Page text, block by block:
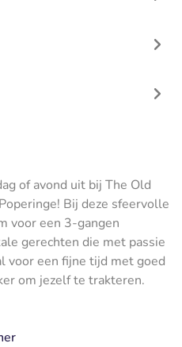
of avond uit bij The Old
Bij deze sfeervolle
voor een 3-gangen
gerechten die met passie
voor een fijne tijd met goed
om jezelf te trakteren.